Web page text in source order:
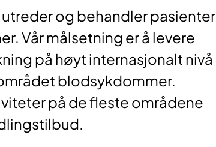
og behandler pasienter
Vår målsetning er å levere
på høyt internasjonalt nivå
blodsykdommer.
på de fleste områdene